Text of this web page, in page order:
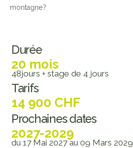
montagne?
Durée
20 mois
48jours + stage de 4 jours
Tarifs
14 900 CHF
Prochaines dates
2027-2029
du 17 Mai 2027 au 09 Mars 2029